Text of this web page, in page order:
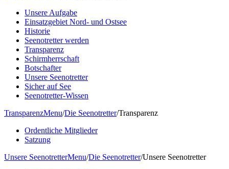
Unsere Aufgabe
Einsatzgebiet Nord- und Ostsee
Historie
Seenotretter werden
Transparenz
Schirmherrschaft
Botschafter
Unsere Seenotretter
Sicher auf See
Seenotretter-Wissen
TransparenzMenu/Die Seenotretter/Transparenz
Ordentliche Mitglieder
Satzung
Unsere SeenotretterMenu/Die Seenotretter/Unsere Seenotretter